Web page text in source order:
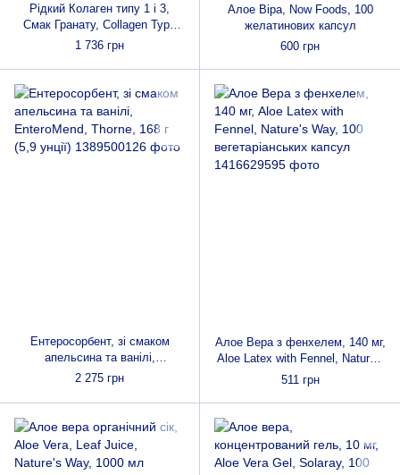
Рідкий Колаген типу 1 і 3,
Смак Гранату, Collagen Type
1&3 Liquid, NeoCell, 473 мл
1 736 грн
Алое Віра, Now Foods, 100
желатинових капсул
600 грн
Ентеросорбент, зі смаком
апельсина та ванілі,
EnteroMend, Thorne, 168 г (5,9
2 275 грн
Алое Вера з фенхелем, 140 мг,
Aloe Latex with Fennel, Nature's
Way, 100 вегетаріанських
капсул
511 грн